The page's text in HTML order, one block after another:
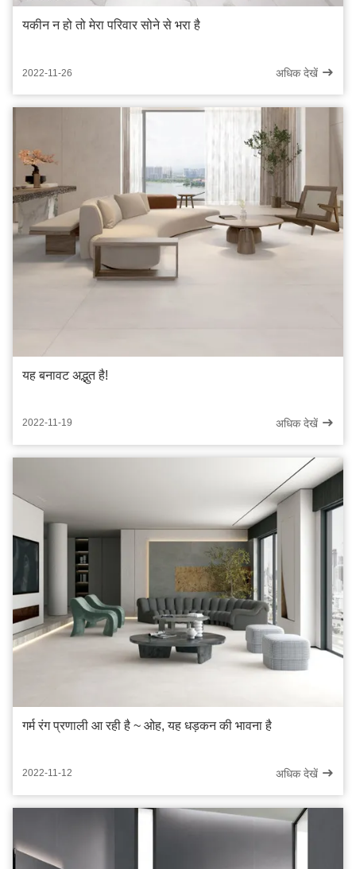
यकीन न हो तो मेरा परिवार सोने से भरा है
2022-11-26 अधिक देखें
यह बनावट अद्भुत है!
2022-11-19 अधिक देखें
गर्म रंग प्रणाली आ रही है ~ ओह, यह धड़कन की भावना है
2022-11-12 अधिक देखें